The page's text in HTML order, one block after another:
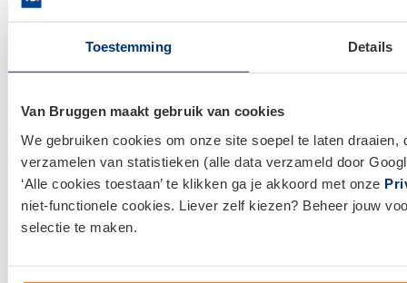
Toestemming Details
Van Bruggen maakt gebruik van cookies
We gebruiken cookies om onze site soepel te laten
verzamelen van statistieken (alle data verzameld door
‘Alle cookies toestaan’ te klikken ga je akkoord met onze
niet-functionele cookies. Liever zelf kiezen? Beheer jouw
selectie te maken.
Verzekeringsadvies
Makelaardij
Huis verkopen
Klantenservice en contact
Bezoek eenvestiging
bij jou in de buurt, of neem
contact met ons op.